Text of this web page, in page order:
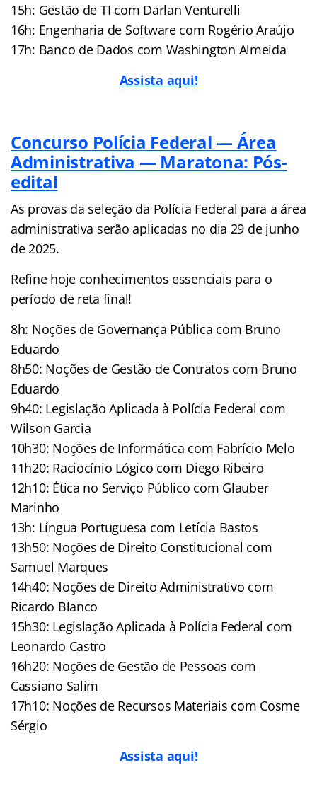
15h: Gestão de TI com Darlan Venturelli
16h: Engenharia de Software com Rogério Araújo
17h: Banco de Dados com Washington Almeida
Assista aqui!
Concurso Polícia Federal — Área
Administrativa — Maratona: Pós-
edital
As provas da seleção da Polícia Federal para a área
administrativa serão aplicadas no dia 29 de junho
de 2025.
Refine hoje conhecimentos essenciais para o
período de reta final!
8h: Noções de Governança Pública com Bruno
Eduardo
8h50: Noções de Gestão de Contratos com Bruno
Eduardo
9h40: Legislação Aplicada à Polícia Federal com
Wilson Garcia
10h30: Noções de Informática com Fabrício Melo
11h20: Raciocínio Lógico com Diego Ribeiro
12h10: Ética no Serviço Público com Glauber
Marinho
13h: Língua Portuguesa com Letícia Bastos
13h50: Noções de Direito Constitucional com
Samuel Marques
14h40: Noções de Direito Administrativo com
Ricardo Blanco
15h30: Legislação Aplicada à Polícia Federal com
Leonardo Castro
16h20: Noções de Gestão de Pessoas com
Cassiano Salim
17h10: Noções de Recursos Materiais com Cosme
Sérgio
Assista aqui!